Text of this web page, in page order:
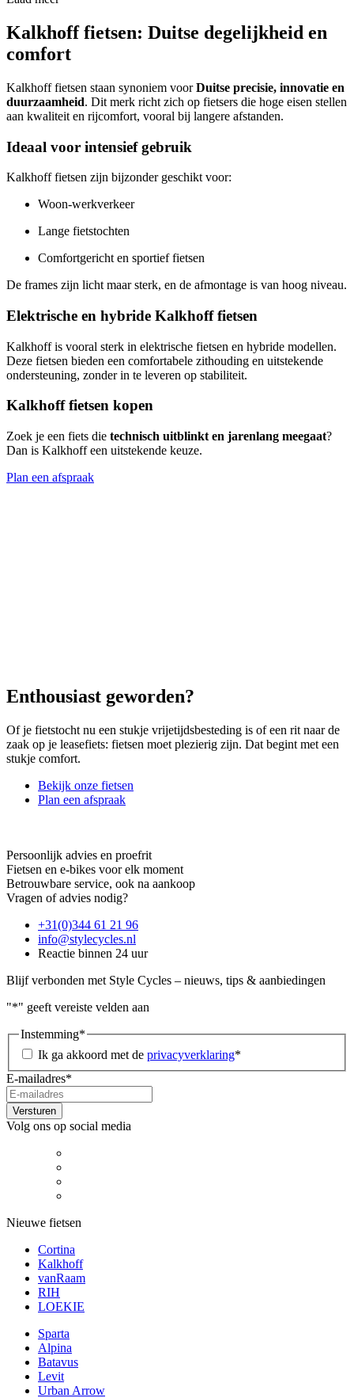
Kalkhoff fietsen: Duitse degelijkheid en
comfort
Kalkhoff fietsen staan synoniem voorDuitse precisie, innovatie en
duurzaamheid. Dit merk richt zich op fietsers die hoge eisen stellen
aan kwaliteit en rijcomfort, vooral bij langere afstanden.
Ideaal voor intensief gebruik
Kalkhoff fietsen zijn bijzonder geschikt voor:
Woon-werkverkeer
Lange fietstochten
Comfortgericht en sportief fietsen
De frames zijn licht maar sterk, en de afmontage is van hoog niveau.
Elektrische en hybride Kalkhoff fietsen
Kalkhoff is vooral sterk in elektrische fietsen en hybride modellen.
Deze fietsen bieden een comfortabele zithouding en uitstekende
ondersteuning, zonder in te leveren op stabiliteit.
Kalkhoff fietsen kopen
Zoek je een fiets die technisch uitblinkt en jarenlang meegaat?
Dan is Kalkhoff een uitstekende keuze.
Plan een afspraak
Enthousiast geworden?
Of je fietstocht nu een stukje vrijetijdsbesteding is of een rit naar de
zaak op je leasefiets: fietsen moet plezierig zijn. Dat begint met een
stukje comfort.
Bekijk onze fietsen
Plan een afspraak
Persoonlijk advies en proefrit
Fietsen en e-bikes voor elk moment
Betrouwbare service, ook na aankoop
Vragen of advies nodig?
+31(0)344 61 21 96
info@stylecycles.nl
Reactie binnen 24 uur
Blijf verbonden met Style Cycles – nieuws, tips & aanbiedingen
"*" geeft vereiste velden aan
Instemming*
Ik ga akkoord met de privacyverklaring*
E-mailadres*
Volg ons op social media
Nieuwe fietsen
Cortina
Kalkhoff
vanRaam
RIH
LOEKIE
Sparta
Alpina
Batavus
Levit
Urban Arrow